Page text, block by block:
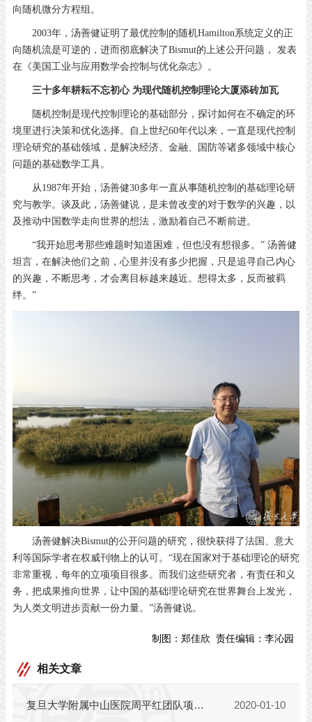
向随机微分方程组。
2003年，汤善健证明了最优控制的随机Hamilton系统定义的正
向随机流是可逆的，进而彻底解决了Bismut的上述公开问题， 发表
在《美国工业与应用数学会控制与优化杂志》。
三十多年耕耘不忘初心 为现代随机控制理论大厦添砖加瓦
随机控制是现代控制理论的基础部分，探讨如何在不确定的环
境里进行决策和优化选择。自上世纪60年代以来，一直是现代控制
理论研究的基础领域，是解决经济、金融、国防等诸多领域中核心
问题的基础数学工具。
从1987年开始，汤善健30多年一直从事随机控制的基础理论研
究与教学。谈及此，汤善健说，是未曾改变的对于数学的兴趣，以
及推动中国数学走向世界的想法，激励着自己不断前进。
“我开始思考那些难题时知道困难，但也没有想很多。” 汤善健
坦言，在解决他们之前，心里并没有多少把握，只是追寻自己内心
的兴趣，不断思考，才会离目标越来越近。想得太多，反而被羁
绊。”
汤善健解决Bismut的公开问题的研究，很快获得了法国、意大
利等国际学者在权威刊物上的认可。“现在国家对于基础理论的研究
非常重视，每年的立项项目很多。而我们这些研究者，有责任和义
务，把成果推向世界，让中国的基础理论研究在世界舞台上发光，
为人类文明进步贡献一份力量。”汤善健说。
制图： 郑佳欣 责任编辑： 李沁园
相关文章